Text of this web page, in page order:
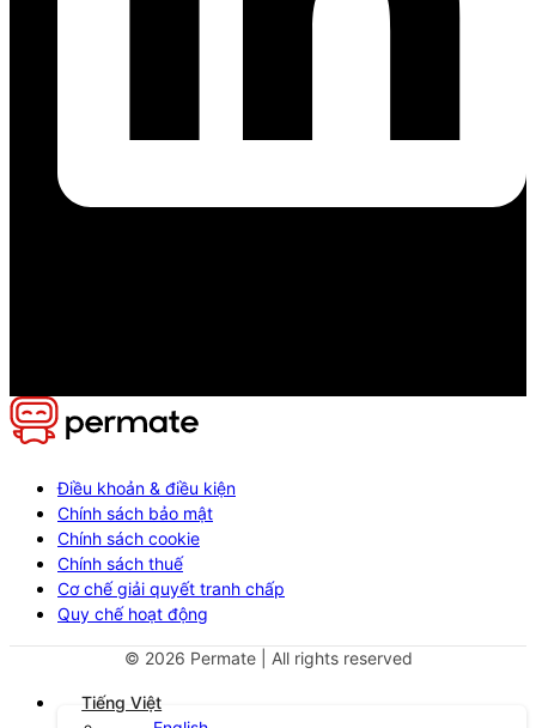
Điều khoản & điều kiện
Chính sách bảo mật
Chính sách cookie
Chính sách thuế
Cơ chế giải quyết tranh chấp
Quy chế hoạt động
© 2026 Permate | All rights reserved
Tiếng Việt